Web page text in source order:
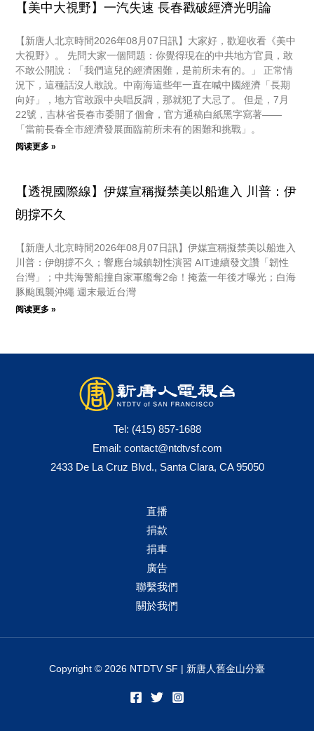
【美中大視野】一汽失速 長春戳破經濟光明論
【新唐人北京時間2026年08月07日訊】大家好，歡迎收看《美中
大視野》。 先問大家一個問題：你覺得現在的中共地方官員，敢
不敢公開說：「我們這兒的經濟困難，是前所未有的。」 正常情
況下，這種話沒人敢說。中南海這些年一直在喊中國經濟「長期
向好」，地方官敢跟中央唱反調，那就犯了大忌了。 但是，7月
22號，吉林省長春市委開了個會，官方通稿白紙黑字寫著——
「當前長春全市經濟發展面臨前所未有的困難和挑戰」。
阅读更多 »
【透視國際線】伊媒宣稱擬禁美以船進入 川普：伊
朗撐不久
【新唐人北京時間2026年08月07日訊】伊媒宣稱擬禁美以船進入
川普：伊朗撐不久；響應台城鎮韌性演習 AIT連續發文讚「韌性
台灣」；中共海警船撞自家軍艦奪2命！掩蓋一年後才曝光；白海
豚颱風襲沖繩 週末最近台灣
阅读更多 »
Tel: (415) 857-1688
Email: contact@ntdtvsf.com
2433 De La Cruz Blvd., Santa Clara, CA 95050
直播
捐款
捐車
廣告
聯繫我們
關於我們
Copyright © 2026 NTDTV SF | 新唐人舊金山分臺